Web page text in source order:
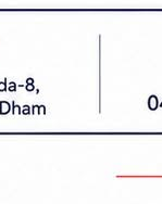
यस्ता निर्देशन
अटेर गर्ने
छ।
१०:५३